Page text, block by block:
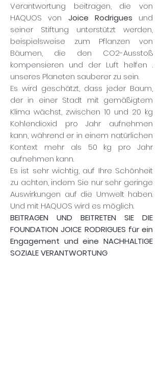
Verantwortung beitragen, die von
HAQUOS von Joice Rodrigues und
seiner Stiftung unterstützt werden,
beispielsweise zum Pflanzen von
Bäumen, die den CO2-Ausstoß
kompensieren und der Luft helfen .
unseres Planeten sauberer zu sein.
Es wird geschätzt, dass jeder Baum,
der in einer Stadt mit gemäßigtem
Klima wächst, zwischen 10 und 20 kg
Kohlendioxid pro Jahr aufnehmen
kann, während er in einem natürlichen
Kontext mehr als 50 kg pro Jahr
aufnehmen kann.
Es ist sehr wichtig, auf Ihre Schönheit
zu achten, indem Sie nur sehr geringe
Auswirkungen auf die Umwelt haben.
Und mit HAQUOS wird es möglich.
BEITRAGEN UND BEITRETEN SIE DIE
FOUNDATION JOICE RODRIGUES für ein
Engagement und eine NACHHALTIGE
SOZIALE VERANTWORTUNG